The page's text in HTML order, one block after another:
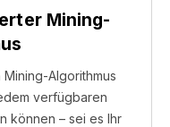
Mining-
Algorithmus
verfügbaren
können – sei es Ihr